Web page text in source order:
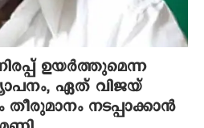
ഉയർത്തുമെന്ന
ഏത് വിജയ്
നടപ്പാക്കാൻ